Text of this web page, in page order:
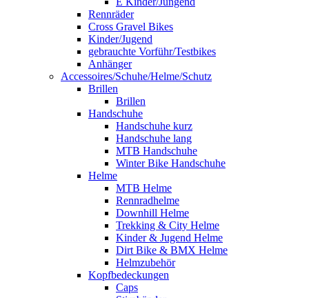
Rennräder
Cross Gravel Bikes
Kinder/Jugend
gebrauchte Vorführ/Testbikes
Anhänger
Accessoires/Schuhe/Helme/Schutz
Brillen
Brillen
Handschuhe
Handschuhe kurz
Handschuhe lang
MTB Handschuhe
Winter Bike Handschuhe
Helme
MTB Helme
Rennradhelme
Downhill Helme
Trekking & City Helme
Kinder & Jugend Helme
Dirt Bike & BMX Helme
Helmzubehör
Kopfbedeckungen
Caps